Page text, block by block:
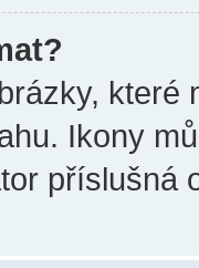
Ikony
příslušná